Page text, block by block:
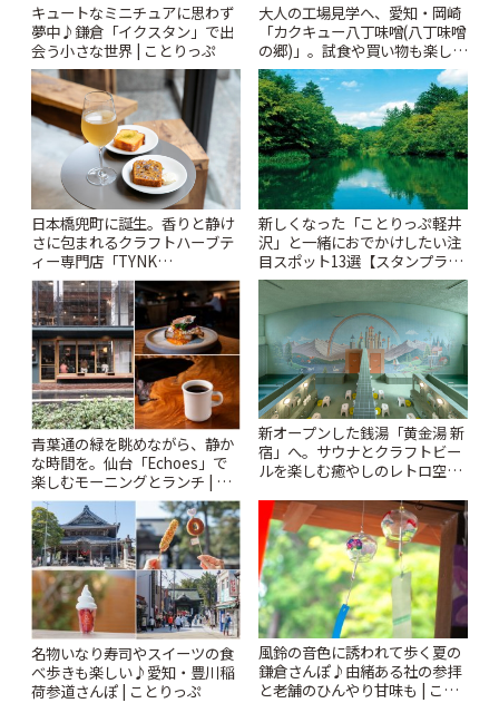
キュートなミニチュアに思わず
夢中♪鎌倉「イクスタン」で出
会う小さな世界 | ことりっぷ
大人の工場見学へ、愛知・岡崎
「カクキュー八丁味噌(八丁味噌
の郷)」。試食や買い物も楽しみ
♪ | ことりっぷ
日本橋兜町に誕生。香りと静け
さに包まれるクラフトハーブテ
ィー専門店「TYNK
Kabutocho」 | ことりっぷ
新しくなった「ことりっぷ軽井
沢」と一緒におでかけしたい注
目スポット13選【スタンプラリ
ー開催中】 | ことりっぷ
青葉通の緑を眺めながら、静か
な時間を。仙台「Echoes」で
楽しむモーニングとランチ | こ
とりっぷ
新オープンした銭湯「黄金湯 新
宿」へ。サウナとクラフトビー
ルを楽しむ癒やしのレトロ空間
名物いなり寿司やスイーツの食
べ歩きも楽しい♪愛知・豊川稲
荷参道さんぽ | ことりっぷ
風鈴の音色に誘われて歩く夏の
鎌倉さんぽ♪由緒ある社の参拝
と老舗のひんやり甘味も | こと